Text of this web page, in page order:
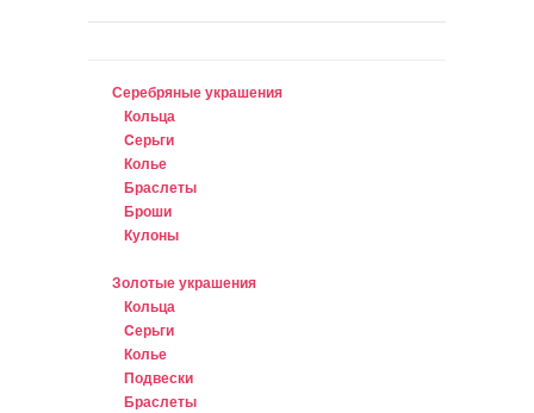
Серебряные украшения
Кольца
Cерьги
Колье
Браслеты
Броши
Кулоны
Золотые украшения
Кольца
Cерьги
Колье
Подвески
Браслеты